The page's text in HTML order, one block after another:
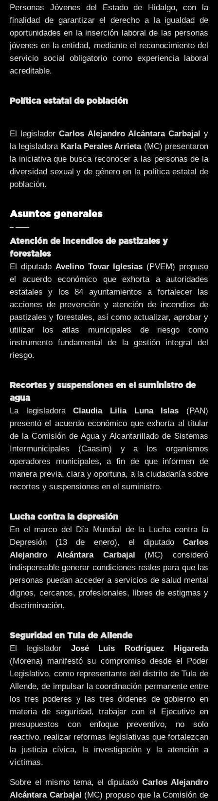
Personas Jóvenes del Estado de Hidalgo, con la
finalidad de garantizar el derecho a la igualdad de
oportunidades en la inserción laboral de las personas
jóvenes en la entidad, mediante el reconocimiento del
servicio social obligatorio como experiencia laboral
acreditable.
Política estatal de población
El legisladorCarlos Alejandro Alcántara Carbajal y
la legisladora Karla Perales Arrieta(MC) presentaron
la iniciativa que busca reconocer a las personas de la
diversidad sexual y de género en la política estatal de
población.
Asuntos generales
Atención de incendios de pastizales y
forestales
El diputado Avelino Tovar Iglesias (PVEM) propuso
el acuerdo económico que exhorta a autoridades
estatales y los 84 ayuntamientos a fortalecer las
acciones de prevención y atención de incendios de
pastizales y forestales, así como actualizar, aprobar y
utilizar los atlas municipales de riesgo como
instrumento fundamental de la gestión integral del
riesgo.
Recortes y suspensiones en el suministro de
agua
La legisladoraClaudia Lilia Luna Islas (PAN)
presentó el acuerdo económico que exhorta al titular
de la Comisión de Agua y Alcantarillado de Sistemas
Intermunicipales (Caasim) y a los organismos
operadores municipales, a fin de que informen de
manera previa, clara y oportuna, a la ciudadanía sobre
recortes y suspensiones en el suministro.
Lucha contra la depresión
En el marco del Día Mundial de la Lucha contra la
Depresión (13 de enero), el diputado Carlos
Alejandro Alcántara Carbajal (MC) consideró
indispensable generar condiciones reales para que las
personas puedan acceder a servicios de salud mental
dignos, cercanos, profesionales, libres de estigmas y
discriminación.
Seguridad en Tula de Allende
El legislador José Luis Rodríguez Higareda
(Morena) manifestó su compromiso desde el Poder
Legislativo, como representante del distrito de Tula de
Allende, de impulsar la coordinación permanente entre
los tres poderes y las tres órdenes de gobierno en
materia de seguridad, trabajar con el Ejecutivo en
presupuestos con enfoque preventivo, no solo
reactivo, realizar reformas legislativas que fortalezcan
la justicia cívica, la investigación y la atención a
víctimas.
Sobre el mismo tema, el diputadoCarlos Alejandro
Alcántara Carbajal (MC) propuso que la Comisión de